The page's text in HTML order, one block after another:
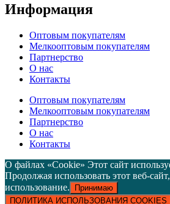
Информация
Оптовым покупателям
Мелкооптовым покупателям
Партнерство
О нас
Контакты
Оптовым покупателям
Мелкооптовым покупателям
Партнерство
О нас
Контакты
О файлах «Cookie» Этот сайт
Продолжая использовать этот веб-
использование.
Принимаю
ПОЛИТИКА ИСПОЛЬЗОВАНИЯ COOKIES